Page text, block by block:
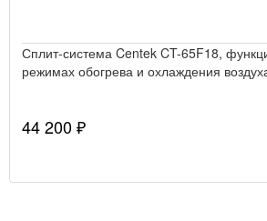
Сплит-система Centek CT-65F18,
режимах обогрева и охлаждения
44 200 ₽